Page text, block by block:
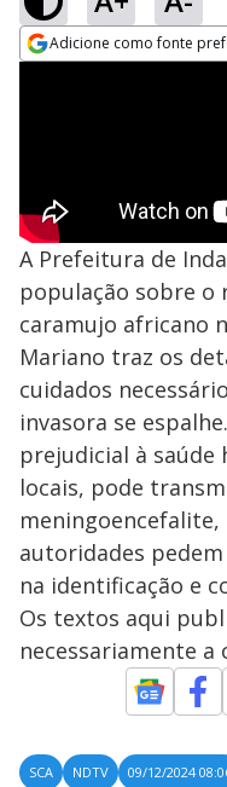
Adicione como fonte
A Prefeitura de
população sobre o
caramujo africano
Mariano traz os
cuidados
invasora se
prejudicial à saúde
locais, pode
autoridades
na identificação e
Os textos aqui
necessariamente a
SCA NDTV 09/12/2024